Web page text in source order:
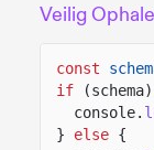
Veilig
const
if
console.
}
else {